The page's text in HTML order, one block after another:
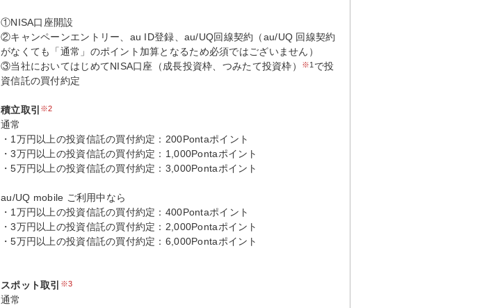
①NISA口座開設
②キャンペーンエントリー、au ID登録、au/UQ回線契約（au/UQ 回線契約
がなくても「通常」のポイント加算となるため必須ではございません）
③当社においてはじめてNISA口座（成長投資枠、つみたて投資枠）
※1 で投
資信託の買付約定
積立取引 ※2
通常
・1万円以上の投資信託の買付約定：200Pontaポイント
・3万円以上の投資信託の買付約定：1,000Pontaポイント
・5万円以上の投資信託の買付約定：3,000Pontaポイント
au/UQ mobile ご利用中なら
・1万円以上の投資信託の買付約定：400Pontaポイント
・3万円以上の投資信託の買付約定：2,000Pontaポイント
・5万円以上の投資信託の買付約定：6,000Pontaポイント
スポット取引 ※3
通常